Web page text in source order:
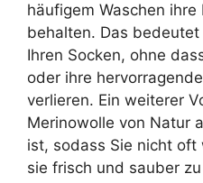
häufigem Waschen
behalten. Das
Ihren Socken, ohne
oder ihre
verlieren. Ein weiterer
Merinowolle von Natur
ist, sodass Sie nicht oft
sie frisch und sauber